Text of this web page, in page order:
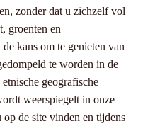
zonder dat u zichzelf vol
groenten en
kans om te genieten van
te worden in de
geografische
weerspiegelt in onze
de site vinden en tijdens